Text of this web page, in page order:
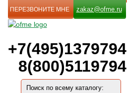
ПЕРЕЗВОНИТЕ МНЕ zakaz@ofme.ru
+7(495)1379794
8(800)5119794
Поиск по всему каталогу: